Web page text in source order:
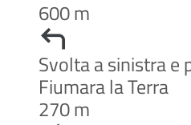
600 m
Svolta a sinistra e
Fiumara la Terra
270 m